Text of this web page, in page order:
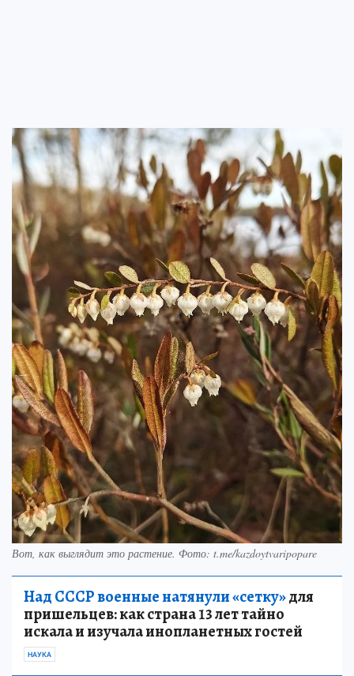
Вот, как выглядит это растение. Фото: t.me/kazdoytvaripopare
Над СССР военные натянули «сетку»для
пришельцев: как страна 13 лет тайно
искала и изучала инопланетных гостей
НАУКА